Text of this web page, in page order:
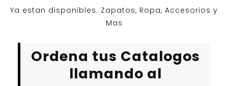
Ya estan disponibles. Zapatos, Ropa, Accesorios y
Mas
Ordena tus Catalogos
llamando al